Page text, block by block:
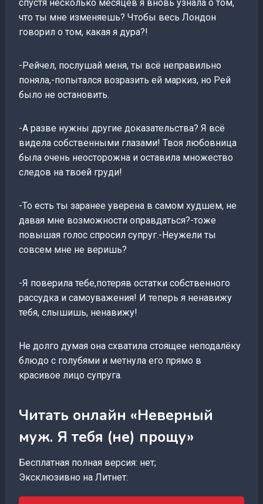
спустя несколько месяцев я вновь узнала о том,
что ты мне изменяешь? Чтобы весь Лондон
говорил о том, какая я дура?!
-Рейчел, послушай меня, ты всё неправильно
поняла,-попытался возразить ей маркиз, но Рей
было не остановить.
-А разве нужны другие доказательства? Я всё
видела собственными глазами! Твоя любовница
была очень неосторожна и оставила множество
следов на твоей груди!
-То есть ты заранее уверена в самом худшем, не
давая мне возможности оправдаться?-тоже
повышая голос спросил супруг.-Неужели ты
совсем мне не веришь?
-Я поверила тебе,потеряв остатки собственного
рассудка и самоуважения! И теперь я ненавижу
тебя, слышишь, ненавижу!
Не долго думая она схватила стоящее неподалёку
блюдо с голубями и метнула его прямо в
красивое лицо супруга.
Читать онлайн «Неверный
муж. Я тебя (не) прощу»
Бесплатная полная версия: нет;
Эксклюзивно на Литнет: